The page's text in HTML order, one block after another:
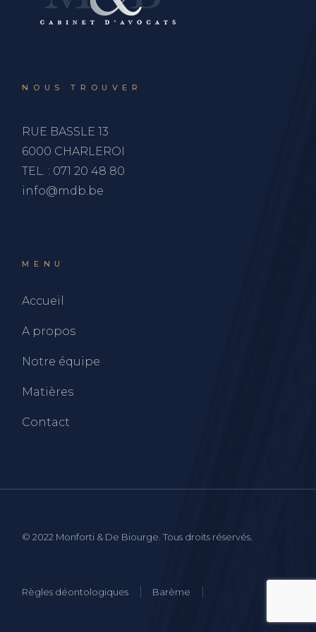
NOUS TROUVER
RUE BASSLE 13
6000 CHARLEROI
TEL. : 071 20 48 80
info@mdb.be
MENU
Accueil
A propos
Notre équipe
Matières
Contact
© 2022 Monforti & De Biourge. Tous droits réservés.
Règles déontologiques Barème